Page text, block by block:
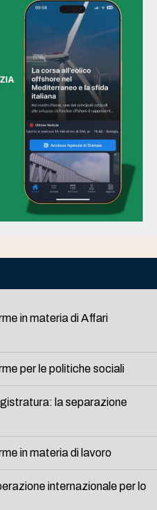
in materia di Affari
per le politiche sociali
la separazione
in materia di lavoro
internazionale per lo